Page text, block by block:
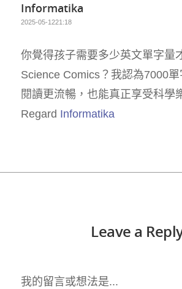
Informatika
2025-05-1221:18
你覺得孩子需要多少英文單字量
Science Comics？我認為7000
閱讀更流暢，也能真正享受科學
Regard Informatika
Leave a
我的留言或想法是...